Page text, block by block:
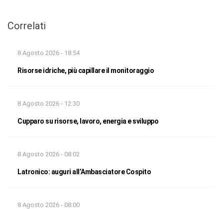
Correlati
8 Agosto 2026 - 18:54
Risorse idriche, più capillare il monitoraggio
8 Agosto 2026 - 12:30
Cupparo su risorse, lavoro, energia e sviluppo
8 Agosto 2026 - 08:02
Latronico: auguri all’Ambasciatore Cospito
8 Agosto 2026 - 08:00